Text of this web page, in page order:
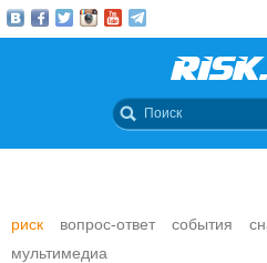
риск вопрос-ответ события
мультимедиа